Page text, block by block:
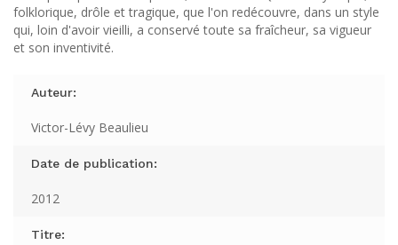
folklorique, drôle et tragique, que l'on redécouvre, dans un style
qui, loin d'avoir vieilli, a conservé toute sa fraîcheur, sa vigueur
et son inventivité.
Auteur:
Victor-Lévy Beaulieu
Date de publication:
2012
Titre: